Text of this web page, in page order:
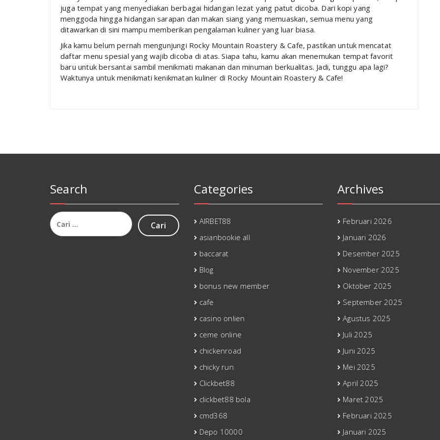
juga tempat yang menyediakan berbagai hidangan lezat yang patut dicoba. Dari kopi yang
menggoda hingga hidangan sarapan dan makan siang yang memuaskan, semua menu yang
ditawarkan di sini mampu memberikan pengalaman kuliner yang luar biasa.
Jika kamu belum pernah mengunjungi Rocky Mountain Roastery & Cafe, pastikan untuk mencatat
daftar menu spesial yang wajib dicoba di atas. Siapa tahu, kamu akan menemukan tempat favorit
baru untuk bersantai sambil menikmati makanan dan minuman berkualitas. Jadi, tunggu apa lagi?
Waktunya untuk menikmati kenikmatan kuliner di Rocky Mountain Roastery & Cafe!
Search
Cari
untuk:
Categories
AIRBET88
asianbookie all
baccarat
Blog
bonus new member
cafe
casino onlien
ceme online
chickenroad
chicky run
Clickbet88
clickbet88 bola
cmd368
Depo 10000
Archives
Februari 2026
Januari 2026
Desember 2025
November 2025
Oktober 2025
September 2025
Agustus 2025
Juli 2025
Juni 2025
Mei 2025
April 2025
Maret 2025
Februari 2025
Januari 2025